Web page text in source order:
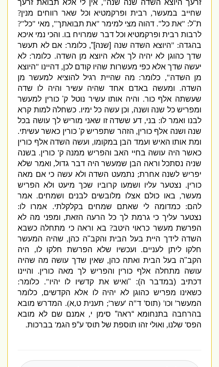
זרעך היוצא השדה שנה שנה",אין לי אלא תבואת זרעך
שחייב במעשר,רבית ופרקמטיא וכל שאר רווחים מנין?
"ל: "את כל".דהוה מצי למימר"את תבואתך",מאי"כל"?
לרבות רבית ופרקמטיא וכל דבר שמרויח בו .והכי נמי איכא
בהגדה: "היוצא השדה שנה[שנה]”,כלומר:אם לא תעשר
שדך כהוגן לא יהיה לך אלא היוצא מן השדה.כלומר:לא
יעשה שדך אלא כפי מעשרות שהיו קודם לכן,דהיינו"היוצא
מן השדה",כלומר:מה שהיית רגיל להוציא למעשר מן
השדה.ומעשה באדם אחד שהיה עשיר והיה לו שדה
שעשתה אלף כור.והיה אותו עשיר נוטל ק 'כורין למעשר
ומפריש כל שנה ושנה,וכן עשה כל ימיו.כשחלה למות קרא
לבנו ואמר לו :בני,דע ששדה זו שאני מוריש לך עושה בכל
שנה ושנה אלף כורין,הזהר שתפריש ק'כורין כאשר עשיתי.
ומת אותו האיש ועמד הבן במקומו,ועשה השדה אלף כורין
כאשר היה עושה בחיי האב והפריש ממנה ק כורין.בשנה
שניה נסתכל וראה הבן שמעשר היה דבר גדול,ואמר שלא
יפריש לשנה אחרת;נתמעט השדה ולא עשה כי אם מאה
כורין.נצטער עליו ושמעו קרוביו שכך מיעט ולא הפריש
מעשר,באו כולם אצלו מלובשים לבנים ושמחים.אמר
להם:כמדומה לי שאתם שמחים בקלקלתי.אמרו לו
:
נצטער עליך כי גרמת לך כל הרעה הזאת,ומפני מה לא
הפרשת מעשר כראוי היטב?בא וראה כי מתחלה כשבא
השדה לידך היית בעל הבית והקב"ה כהן,שהיה המעשר
חלקו ליתן לעניים.ועכשיו שלא הפרשת חלקו לו ,היה
הקב"ה בעל הבית ואתה כהן,שאין שדך עושה מה שהיה
עושה מתחלה אלף כורין והפריש לך מאה כורין.והיינו
דכתיב(במדבר ה ): " ואיש את קדשיו לו יהיו".כלומר:
כשאינו מפריש כהוגן לא יהיה לו אלא הקדשים,כלומר
המעשר'וכו' (תוס'ד"ה'עשר';תענית ט א).המדרש מובא
בהרחבה בתנחומא “ראה” סימן י, אמנם שם לא מובא
הפס'שלנו,ואולי זהו תוספת של תוס'ע”פ הגמ'בברכות.